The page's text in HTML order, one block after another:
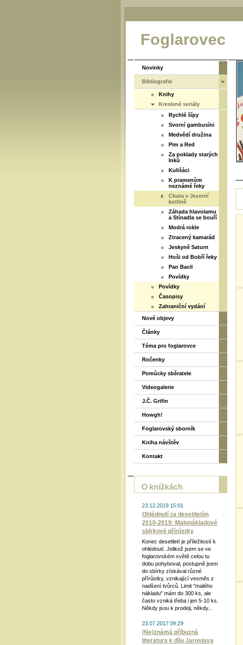
Foglarovec
Novinky
Bibliografie
Knihy
Kreslené seriály
Rychlé šípy
Svorní gambusíni
Medvědí družina
Pim a Red
Za poklady starých
Inků
Kulišáci
K pramenům
neznámé řeky
Chata v Jezerní
kotlině
Záhada hlavolamu
a Stínadla se bouří
Modrá rokle
Ztracený kamarád
Jeskyně Saturn
Hoši od Bobří řeky
Pan Bacil
Povídky
Povídky
Časopisy
Zahraniční vydání
Nové objevy
Články
Téma pro foglarovce
Ročenky
Pomůcky sběratele
Videogalerie
J.Č. Grifin
Howgh!
Foglarovský sborník
Kniha návštěv
Kontakt
O knížkách
23.12.2019 15:01
Ohlédnutí za desetiletím
2010-2019: Malonákladové
sbírkové přírůstky
Konec desetiletí je příležitostí k
ohlédnutí. Jelikož jsem se ve
foglarovském světě celou tu
dobu pohyboval, postupně jsem
do sbírky získával různé
přírůstky, vznikající vesměs z
nadšení tvůrců. Limit "malého
nákladu" mám do 300 ks, ale
často vzniká třeba i jen 5-10 ks.
Někdy jsou k prodeji, někdy...
23.07.2017 09:29
(Ne)známá příbuzná
literatura k dílu Jaroslava